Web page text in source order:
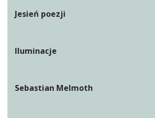
Jesień poezji
Iluminacje
Sebastian Melmoth